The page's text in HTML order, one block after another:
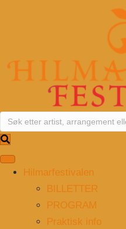
Hilmarfestivalen
BILLETTER
PROGRAM
Praktisk info